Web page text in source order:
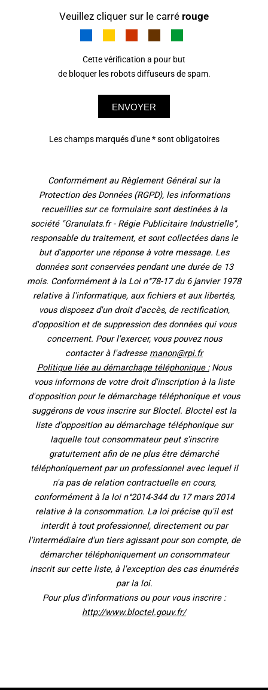
Veuillez cliquer sur le carré rouge
Cette vérification a pour but
de bloquer les robots diffuseurs de spam.
ENVOYER
Les champs marqués d'une * sont obligatoires
Conformément au Règlement Général sur la
Protection des Données (RGPD), les informations
recueillies sur ce formulaire sont destinées à la
société "Granulats.fr - Régie Publicitaire Industrielle",
responsable du traitement, et sont collectées dans le
but d'apporter une réponse à votre message. Les
données sont conservées pendant une durée de 13
mois. Conformément à la Loi n°78-17 du 6 janvier 1978
relative à l'informatique, aux fichiers et aux libertés,
vous disposez d'un droit d'accès, de rectification,
d'opposition et de suppression des données qui vous
concernent. Pour l'exercer, vous pouvez nous
contacter à l'adresse manon@rpi.fr
Politique liée au démarchage téléphonique :Nous
vous informons de votre droit d'inscription à la liste
d'opposition pour le démarchage téléphonique et vous
suggérons de vous inscrire sur Bloctel. Bloctel est la
liste d'opposition au démarchage téléphonique sur
laquelle tout consommateur peut s'inscrire
gratuitement afin de ne plus être démarché
téléphoniquement par un professionnel avec lequel il
n'a pas de relation contractuelle en cours,
conformément à la loi n°2014-344 du 17 mars 2014
relative à la consommation. La loi précise qu'il est
interdit à tout professionnel, directement ou par
l'intermédiaire d'un tiers agissant pour son compte, de
démarcher téléphoniquement un consommateur
inscrit sur cette liste, à l'exception des cas énumérés
par la loi.
Pour plus d'informations ou pour vous inscrire :
http://www.bloctel.gouv.fr/